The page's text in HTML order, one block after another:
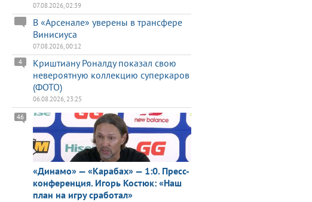
07.08.2026, 02:39
В «Арсенале» уверены в трансфере
Винисиуса
07.08.2026, 00:12
Криштиану Роналду показал свою
невероятную коллекцию суперкаров
(ФОТО)
4
06.08.2026, 23:25
«Динамо» — «Карабах» — 1:0. Пресс-
конференция. Игорь Костюк: «Наш
план на игру сработал»
46